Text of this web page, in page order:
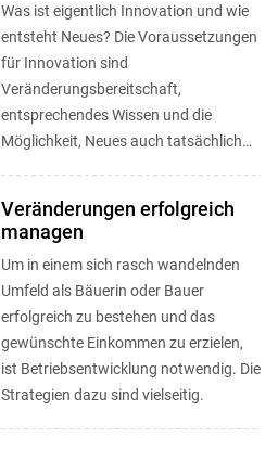
Was ist eigentlich Innovation und wie
entsteht Neues? Die Voraussetzungen
für Innovation sind
Veränderungsbereitschaft,
entsprechendes Wissen und die
Möglichkeit, Neues auch tatsächlich
Veränderungen erfolgreich
managen
Um in einem sich rasch wandelnden
Umfeld als Bäuerin oder Bauer
erfolgreich zu bestehen und das
gewünschte Einkommen zu erzielen,
ist Betriebsentwicklung notwendig. Die
Strategien dazu sind vielseitig.